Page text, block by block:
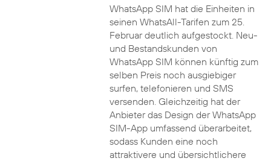
WhatsApp SIM hat die Einheiten in
seinen WhatsAll-Tarifen zum 25.
Februar deutlich aufgestockt. Neu-
und Bestandskunden von
WhatsApp SIM können künftig zum
selben Preis noch ausgiebiger
surfen, telefonieren und SMS
versenden. Gleichzeitig hat der
Anbieter das Design der WhatsApp
SIM-App umfassend überarbeitet,
sodass Kunden eine noch
attraktivere und übersichtlichere